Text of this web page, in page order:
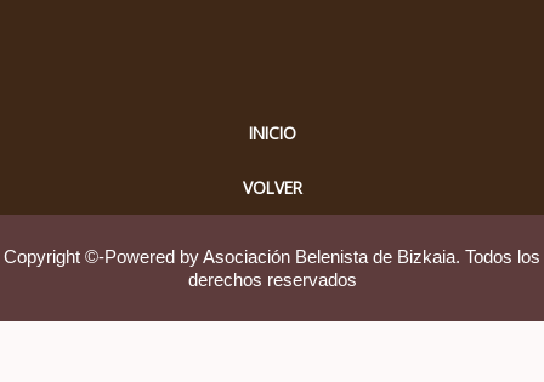
INICIO
VOLVER
Copyright ©-Powered by Asociación Belenista de Bizkaia. Todos los
derechos reservados